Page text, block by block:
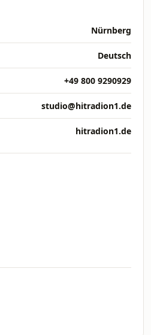
Nürnberg
Deutsch
+49 800 9290929
studio@hitradion1.de
hitradion1.de